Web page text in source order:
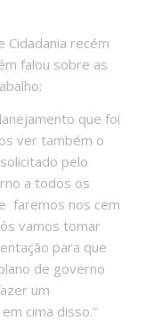
Cidadania recém
falou sobre as
que foi
ver também o
pelo
a todos os
faremos nos cem
vamos tomar
para que
de governo
um
cima disso.”